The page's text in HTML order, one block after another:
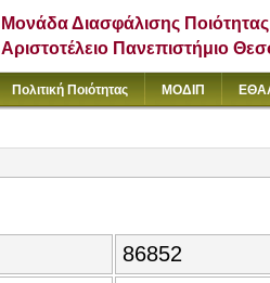
Μονάδα Διασφάλισης Ποιότητας
Αριστοτέλειο Πανεπιστήμιο
Πολιτική Ποιότητας ΜΟΔΙΠ
86852